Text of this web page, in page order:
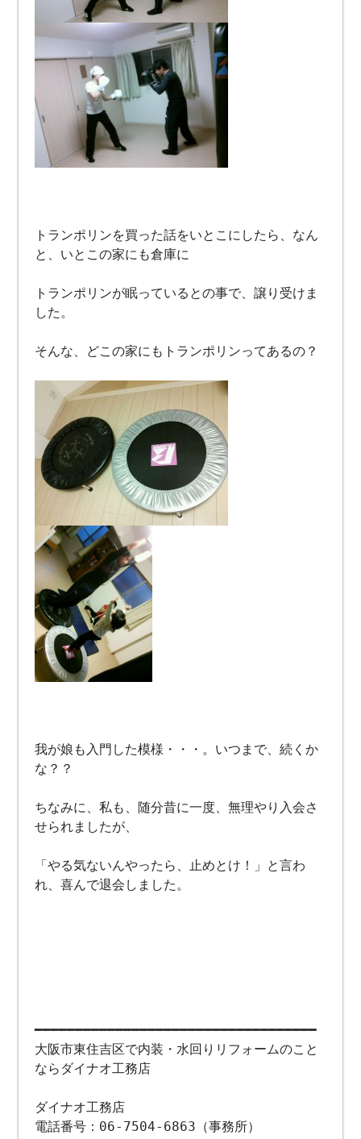
トランポリンを買った話をいとこにしたら、なん
と、いとこの家にも倉庫に
トランポリンが眠っているとの事で、譲り受けま
した。
そんな、どこの家にもトランポリンってあるの？
我が娘も入門した模様・・・。いつまで、続くか
な？？
ちなみに、私も、随分昔に一度、無理やり入会さ
せられましたが、
「やる気ないんやったら、止めとけ！」と言わ
れ、喜んで退会しました。
━━━━━━━━━━━━━━━━━━━━━━━━━━━━━━━━━━━
大阪市東住吉区で内装・水回りリフォームのこと
ならダイナオ工務店
ダイナオ工務店
電話番号：06-7504-6863（事務所）